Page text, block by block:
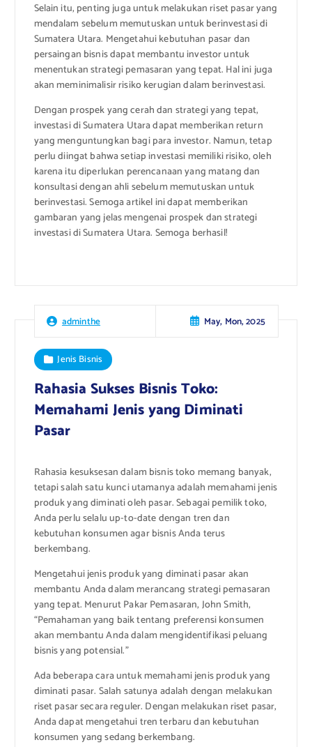
Selain itu, penting juga untuk melakukan riset pasar yang
mendalam sebelum memutuskan untuk berinvestasi di
Sumatera Utara. Mengetahui kebutuhan pasar dan
persaingan bisnis dapat membantu investor untuk
menentukan strategi pemasaran yang tepat. Hal ini juga
akan meminimalisir risiko kerugian dalam berinvestasi.
Dengan prospek yang cerah dan strategi yang tepat,
investasi di Sumatera Utara dapat memberikan return
yang menguntungkan bagi para investor. Namun, tetap
perlu diingat bahwa setiap investasi memiliki risiko, oleh
karena itu diperlukan perencanaan yang matang dan
konsultasi dengan ahli sebelum memutuskan untuk
berinvestasi. Semoga artikel ini dapat memberikan
gambaran yang jelas mengenai prospek dan strategi
investasi di Sumatera Utara. Semoga berhasil!
adminthe May, Mon, 2025
Jenis Bisnis
Rahasia Sukses Bisnis Toko:
Memahami Jenis yang Diminati
Pasar
Rahasia kesuksesan dalam bisnis toko memang banyak,
tetapi salah satu kunci utamanya adalah memahami jenis
produk yang diminati oleh pasar. Sebagai pemilik toko,
Anda perlu selalu up-to-date dengan tren dan
kebutuhan konsumen agar bisnis Anda terus
berkembang.
Mengetahui jenis produk yang diminati pasar akan
membantu Anda dalam merancang strategi pemasaran
yang tepat. Menurut Pakar Pemasaran, John Smith,
“Pemahaman yang baik tentang preferensi konsumen
akan membantu Anda dalam mengidentifikasi peluang
bisnis yang potensial.”
Ada beberapa cara untuk memahami jenis produk yang
diminati pasar. Salah satunya adalah dengan melakukan
riset pasar secara reguler. Dengan melakukan riset pasar,
Anda dapat mengetahui tren terbaru dan kebutuhan
konsumen yang sedang berkembang.